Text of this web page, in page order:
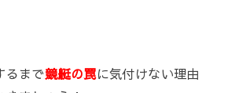
るまで競艇の罠に気付けない理由